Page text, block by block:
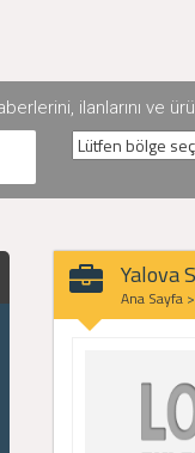
ilanlarını ve
Yalova
Ana Sayfa >